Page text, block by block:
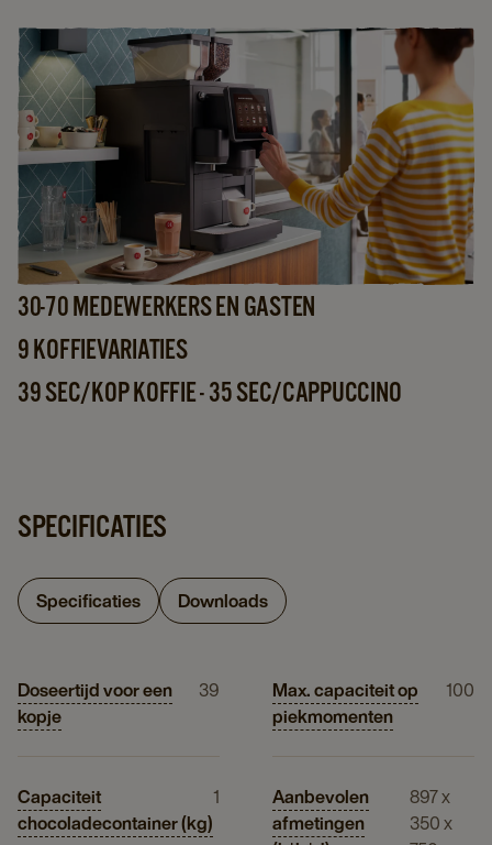
30-70 MEDEWERKERS EN GASTEN
9 KOFFIEVARIATIES
39 SEC/KOP KOFFIE - 35 SEC/CAPPUCCINO
SPECIFICATIES
Specificaties Downloads
Doseertijd voor een
kopje
39
Max. capaciteit op
piekmomenten
100
Capaciteit
chocoladecontainer (kg)
1
Aanbevolen
afmetingen
897 x
350 x